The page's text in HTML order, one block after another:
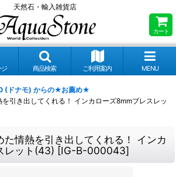
天然石・輸入雑貨店
カート
商品検索 ご利用案内 MENU
(ドナモ) からの★お薦め★
引き出してくれる！ インカローズ8mmブレスレッ
情熱を引き出してくれる！ インカ
レット(43) [IG-B-000043]